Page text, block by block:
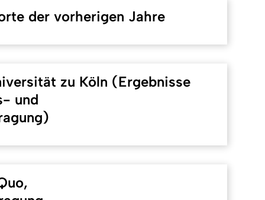
der vorherigen Jahre
zu Köln (Ergebnisse
und